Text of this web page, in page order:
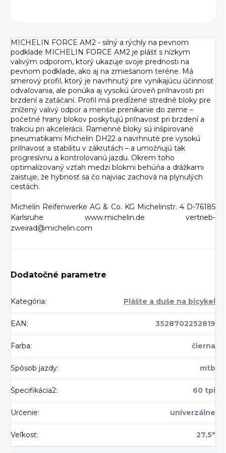
MICHELIN FORCE AM2 - silný a rýchly na pevnom
podklade MICHELIN FORCE AM2 je plášť s nízkym
valivým odporom, ktorý ukazuje svoje prednosti na
pevnom podklade, ako aj na zmiešanom teréne. Má
smerový profil, ktorý je navrhnutý pre vynikajúcu účinnosť
odvaľovania, ale ponúka aj vysokú úroveň priľnavosti pri
brzdení a zatáčaní. Profil má predĺžené stredné bloky pre
znížený valivý odpor a menšie prenikanie do zeme –
početné hrany blokov poskytujú priľnavosť pri brzdení a
trakciu pri akcelerácii. Ramenné bloky sú inšpirované
pneumatikami Michelin DH22 a navrhnuté pre vysokú
priľnavosť a stabilitu v zákrutách – a umožňujú tak
progresívnu a kontrolovanú jazdu. Okrem toho
optimalizovaný vzťah medzi blokmi behúňa a drážkami
zaisťuje, že hybnosť sa čo najviac zachová na plynulých
cestách.
Michelin Reifenwerke AG & Co. KG Michelinstr. 4 D-76185
Karlsruhe www.michelin.de vertrieb-
zweirad@michelin.com
Dodatočné parametre
Kategória: Plášte a duše na bicykel
EAN : 3528702252819
Farba: čierna
Spôsob jazdy: mtb
Špecifikácia2: 60 tpi
Určenie: univerzálne
Veľkosť: 27,5"